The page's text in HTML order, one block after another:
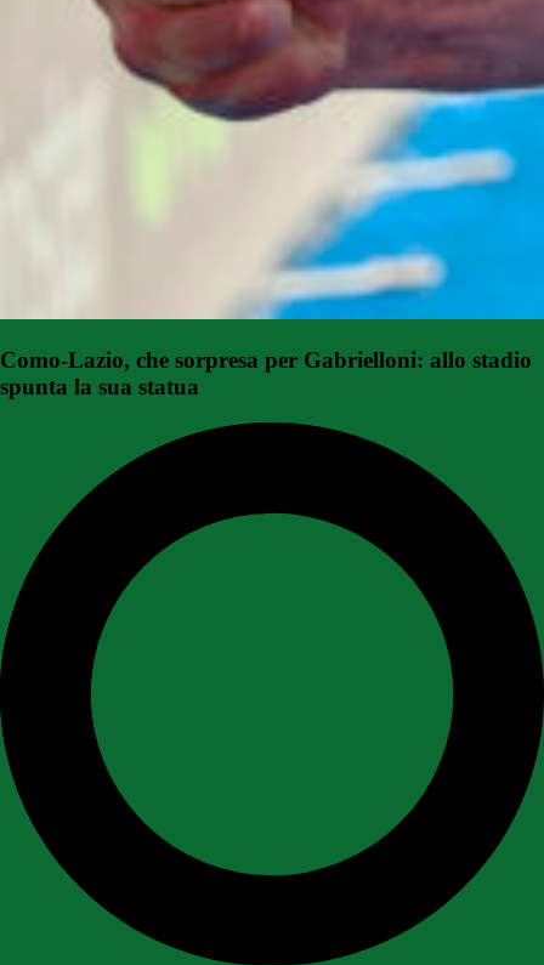
Como-Lazio, che sorpresa per Gabrielloni: allo stadio
spunta la sua statua